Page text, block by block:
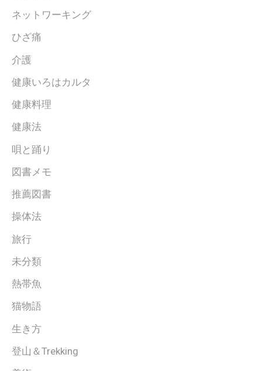
ネットワーキング
ひざ痛
介護
健康いろはカルタ
健康料理
健康法
唄と踊り
図書メモ
推薦図書
操体法
旅行
未分類
熱帯魚
猫物語
生き方
登山＆Trekking